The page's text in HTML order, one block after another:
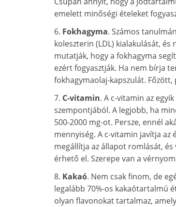
emelett minőségi ételeket
6. Fokhagyma. Számos
koleszterin (LDL) kialakulását,
mutatják, hogy a fokhagyma
ezért fogyasztják. Ha nem bírja
fokhagymaolaj-kapszulát.
7. C-vitamin. A c-vitamin az
szempontjából. A legjobb, ha
500-2000 mg-ot. Persze, ennél
mennyiség. A c-vitamin javítja
megállítja az állapot romlását,
érhető el. Szerepe van a
8. Kakaó. Nem csak finom, de
legalább 70%-os kakaótartalmú
olyan flavonokat tartalmaz,